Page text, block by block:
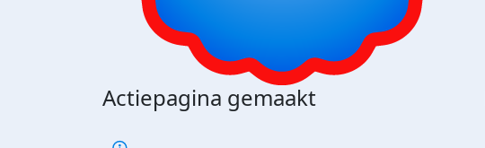
Actiepagina gemaakt